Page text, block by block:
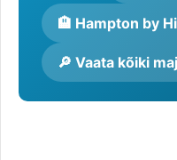
🏨 Hampton by
🔎 Vaata kõiki